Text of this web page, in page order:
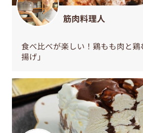
筋肉料理人
食べ比べが楽しい！鶏もも肉と鶏
揚げ」